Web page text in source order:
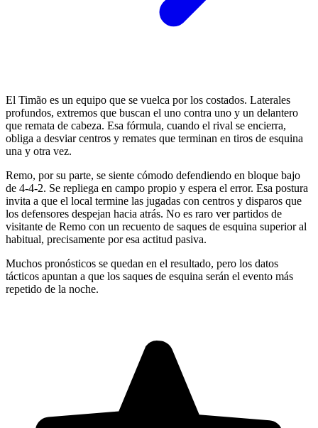
El Timão es un equipo que se vuelca por los costados. Laterales
profundos, extremos que buscan el uno contra uno y un delantero
que remata de cabeza. Esa fórmula, cuando el rival se encierra,
obliga a desviar centros y remates que terminan en tiros de esquina
una y otra vez.
Remo, por su parte, se siente cómodo defendiendo en bloque bajo
de 4-4-2. Se repliega en campo propio y espera el error. Esa postura
invita a que el local termine las jugadas con centros y disparos que
los defensores despejan hacia atrás. No es raro ver partidos de
visitante de Remo con un recuento de saques de esquina superior al
habitual, precisamente por esa actitud pasiva.
Muchos pronósticos se quedan en el resultado, pero los datos
tácticos apuntan a que los saques de esquina serán el evento más
repetido de la noche.